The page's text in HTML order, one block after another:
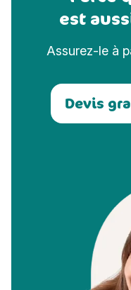
est
Assurez-le à
Devis